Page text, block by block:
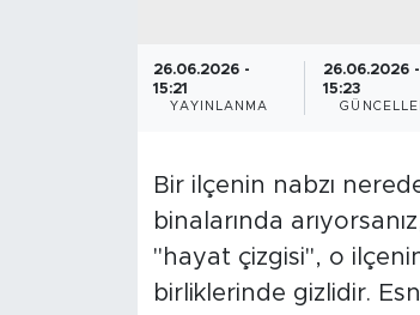
26.06.2026 -
15:21
YAYINLANMA
26.06.2026 -
15:23
Bir ilçenin nabzı
binalarında
"hayat çizgisi", o
birliklerinde gizlidir.